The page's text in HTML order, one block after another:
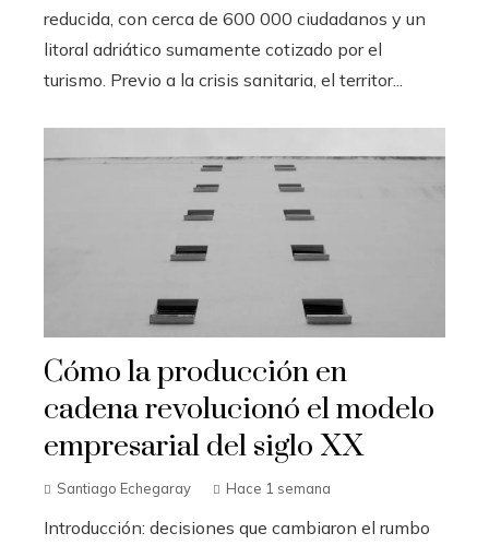
reducida, con cerca de 600 000 ciudadanos y un
litoral adriático sumamente cotizado por el
turismo. Previo a la crisis sanitaria, el territor...
Cómo la producción en
cadena revolucionó el modelo
empresarial del siglo XX
Santiago Echegaray Hace 1 semana
Introducción: decisiones que cambiaron el rumbo